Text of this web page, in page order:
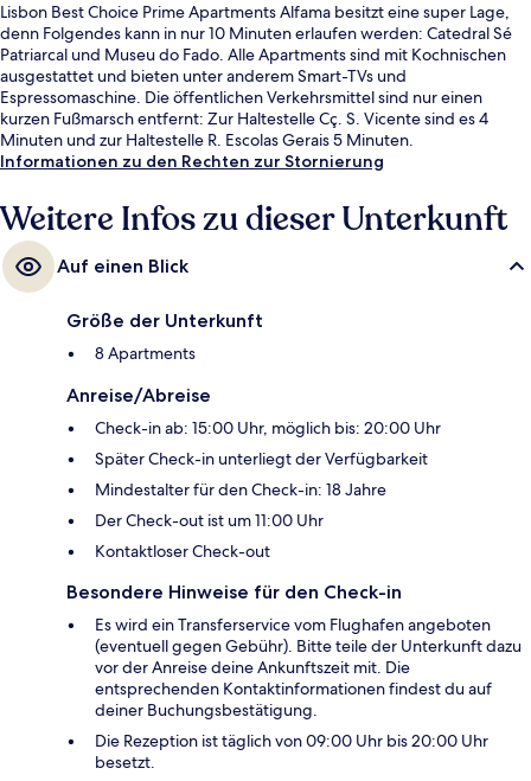
Lisbon Best Choice Prime Apartments Alfama besitzt eine super Lage,
denn Folgendes kann in nur 10 Minuten erlaufen werden: Catedral Sé
Patriarcal und Museu do Fado. Alle Apartments sind mit Kochnischen
ausgestattet und bieten unter anderem Smart-TVs und
Espressomaschine. Die öffentlichen Verkehrsmittel sind nur einen
kurzen Fußmarsch entfernt: Zur Haltestelle Cç. S. Vicente sind es 4
Minuten und zur Haltestelle R. Escolas Gerais 5 Minuten.
Informationen zu den Rechten zur Stornierung
Weitere Infos zu dieser Unterkunft
Auf einen Blick
Größe der Unterkunft
8 Apartments
Anreise/Abreise
Check-in ab: 15:00 Uhr, möglich bis: 20:00 Uhr
Später Check-in unterliegt der Verfügbarkeit
Mindestalter für den Check-in: 18 Jahre
Der Check-out ist um 11:00 Uhr
Kontaktloser Check-out
Besondere Hinweise für den Check-in
Es wird ein Transferservice vom Flughafen angeboten
(eventuell gegen Gebühr). Bitte teile der Unterkunft dazu
vor der Anreise deine Ankunftszeit mit. Die
entsprechenden Kontaktinformationen findest du auf
deiner Buchungsbestätigung.
Die Rezeption ist täglich von 09:00 Uhr bis 20:00 Uhr
besetzt.